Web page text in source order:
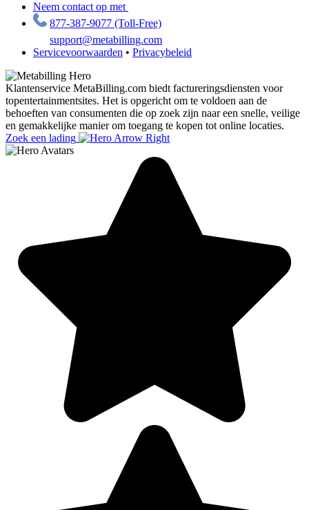
Neem contact op met
877-387-9077 (Toll-Free)
support@metabilling.com
Servicevoorwaarden • Privacybeleid
Klantenservice MetaBilling.com biedt factureringsdiensten voor
topentertainmentsites. Het is opgericht om te voldoen aan de
behoeften van consumenten die op zoek zijn naar een snelle, veilige
en gemakkelijke manier om toegang te kopen tot online locaties.
Zoek een lading